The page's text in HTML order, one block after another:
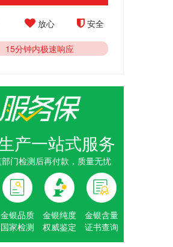
放心 安全
15分钟内极速响应
产一站式服务
门检测后再付款，质量无忧
金银品质
国家检测
金银纯度
权威鉴定
金银含量
证书查询